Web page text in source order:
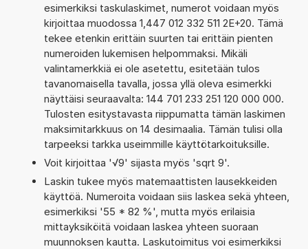
esimerkiksi taskulaskimet, numerot voidaan myös
kirjoittaa muodossa 1,447 012 332 511 2E+20. Tämä
tekee etenkin erittäin suurten tai erittäin pienten
numeroiden lukemisen helpommaksi. Mikäli
valintamerkkiä ei ole asetettu, esitetään tulos
tavanomaisella tavalla, jossa yllä oleva esimerkki
näyttäisi seuraavalta: 144 701 233 251 120 000 000.
Tulosten esitystavasta riippumatta tämän laskimen
maksimitarkkuus on 14 desimaalia. Tämän tulisi olla
tarpeeksi tarkka useimmille käyttötarkoituksille.
Voit kirjoittaa '√9' sijasta myös 'sqrt 9'.
Laskin tukee myös matemaattisten lausekkeiden
käyttöä. Numeroita voidaan siis laskea sekä yhteen,
esimerkiksi '55 * 82 %', mutta myös erilaisia
mittayksiköitä voidaan laskea yhteen suoraan
muunnoksen kautta. Laskutoimitus voi esimerkiksi